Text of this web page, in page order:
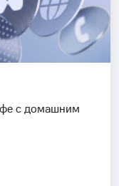
с домашним